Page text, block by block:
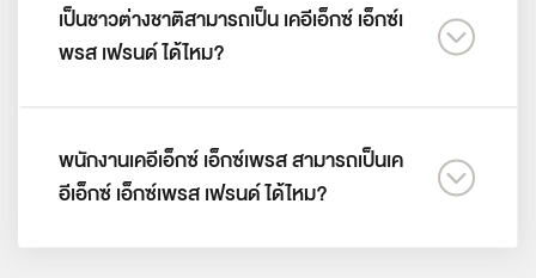
เป็นชาวต่างชาติสามารถเป็น เคอีเอ็กซ์ เอ็กซ์เ
พรส เฟรนด์ ได้ไหม?
พนักงานเคอีเอ็กซ์ เอ็กซ์เพรส สามารถเป็นเค
อีเอ็กซ์ เอ็กซ์เพรส เฟรนด์ ได้ไหม?